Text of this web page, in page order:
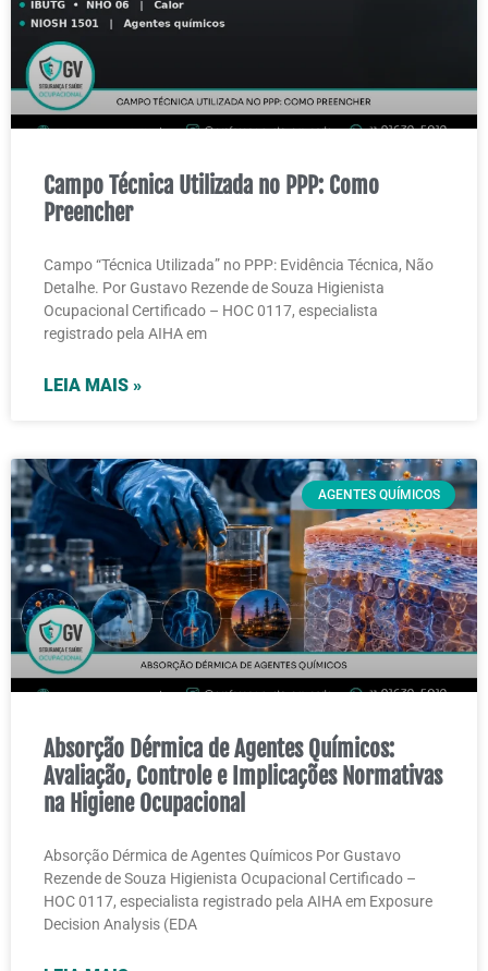
Campo Técnica Utilizada no PPP: Como
Preencher
Campo “Técnica Utilizada” no PPP: Evidência Técnica, Não
Detalhe. Por Gustavo Rezende de Souza Higienista
Ocupacional Certificado – HOC 0117, especialista
registrado pela AIHA em
LEIA MAIS »
AGENTES QUÍMICOS
Absorção Dérmica de Agentes Químicos:
Avaliação, Controle e Implicações Normativas
na Higiene Ocupacional
Absorção Dérmica de Agentes Químicos Por Gustavo
Rezende de Souza Higienista Ocupacional Certificado –
HOC 0117, especialista registrado pela AIHA em Exposure
Decision Analysis (EDA